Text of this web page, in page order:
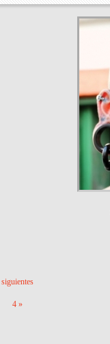
siguientes
4 »